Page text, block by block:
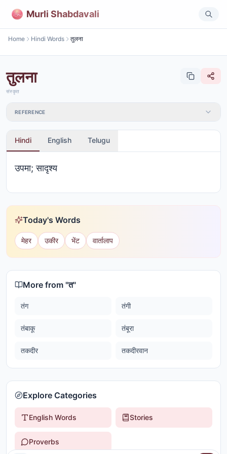
Murli Shabdavali
Home Hindi Words तुलना
तुलना
संस्कृत
REFERENCE
Hindi English Telugu
उपमा; सादृश्य
Today's Words
मेहर उकीर भेंट वार्तालाप
More from "त"
तंग तंगी
तंबाकू तंबूरा
तकदीर तकदीरवान
Explore Categories
English Words Stories
Proverbs